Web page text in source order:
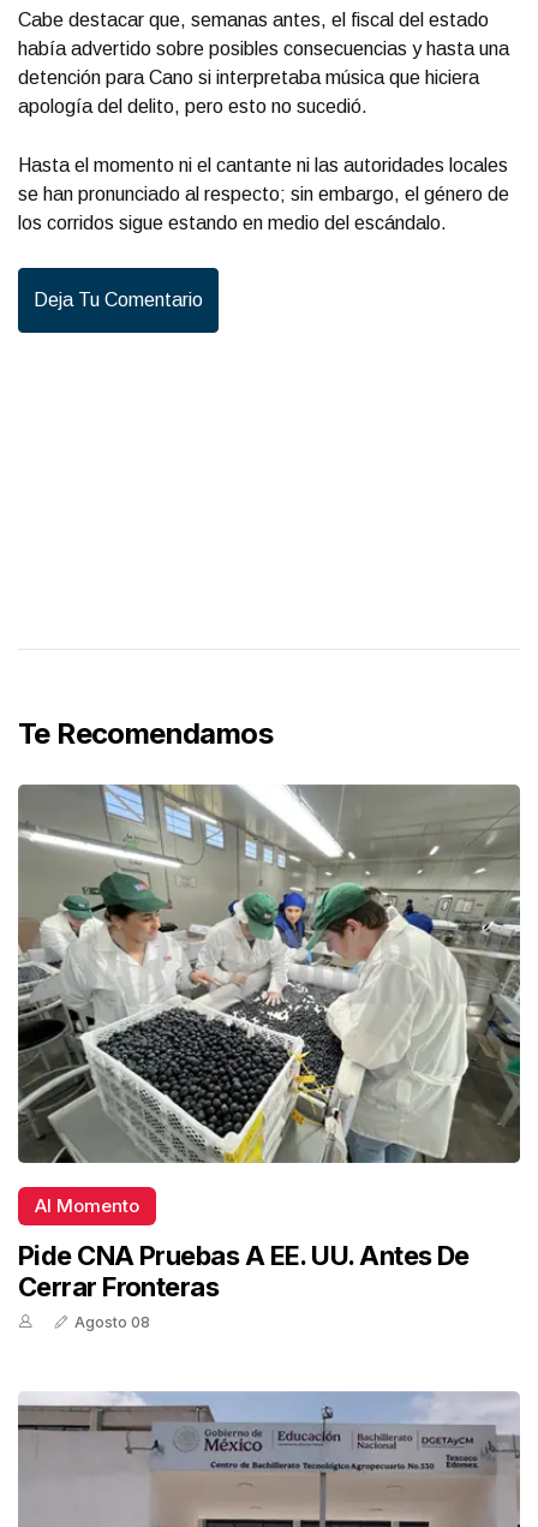
Cabe destacar que, semanas antes, el fiscal del estado
había advertido sobre posibles consecuencias y hasta una
detención para Cano si interpretaba música que hiciera
apología del delito, pero esto no sucedió.
Hasta el momento ni el cantante ni las autoridades locales
se han pronunciado al respecto; sin embargo, el género de
los corridos sigue estando en medio del escándalo.
Deja Tu Comentario
Te Recomendamos
Al Momento
Pide CNA Pruebas A EE. UU. Antes De
Cerrar Fronteras
Agosto 08